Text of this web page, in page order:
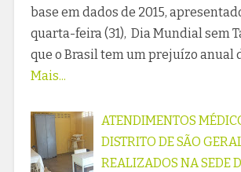
base em dados de 2015,
quarta-feira (31), Dia Mundial sem
que o Brasil tem um prejuízo anual
Mais...
ATENDIMENTOS
DISTRITO DE SÃO
REALIZADOS NA SEDE